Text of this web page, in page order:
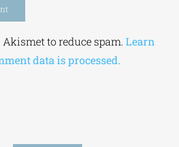
to reduce spam. Learn
data is processed.